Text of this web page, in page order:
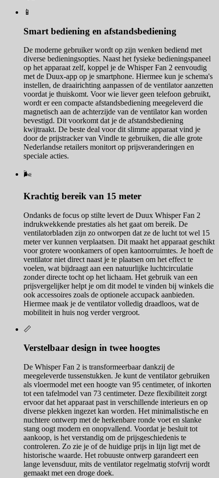
📱
Smart bediening en afstandsbediening
De moderne gebruiker wordt op zijn wenken bediend met
diverse bedieningsopties. Naast het fysieke bedieningspaneel
op het apparaat zelf, koppel je de Whisper Fan 2 eenvoudig
met de Duux-app op je smartphone. Hiermee kun je schema's
instellen, de draairichting aanpassen of de ventilator aanzetten
voordat je thuiskomt. Voor wie liever geen telefoon gebruikt,
wordt er een compacte afstandsbediening meegeleverd die
magnetisch aan de achterzijde van de ventilator kan worden
bevestigd. Dit voorkomt dat je de afstandsbediening
kwijtraakt. De beste deal voor dit slimme apparaat vind je
door de prijstracker van Vindle te gebruiken, die alle grote
Nederlandse retailers monitort op prijsveranderingen en
speciale acties.
🌬️
Krachtig bereik van 15 meter
Ondanks de focus op stilte levert de Duux Whisper Fan 2
indrukwekkende prestaties als het gaat om bereik. De
ventilatorbladen zijn zo ontworpen dat ze de lucht tot wel 15
meter ver kunnen verplaatsen. Dit maakt het apparaat geschikt
voor grotere woonkamers of open kantoorruimtes. Je hoeft de
ventilator niet direct naast je te plaatsen om het effect te
voelen, wat bijdraagt aan een natuurlijke luchtcirculatie
zonder directe tocht op het lichaam. Het gebruik van een
prijsvergelijker helpt je om dit model te vinden bij winkels die
ook accessoires zoals de optionele accupack aanbieden.
Hiermee maak je de ventilator volledig draadloos, wat de
mobiliteit in huis nog verder vergroot.
📏
Verstelbaar design in twee hoogtes
De Whisper Fan 2 is transformeerbaar dankzij de
meegeleverde tussenstukken. Je kunt de ventilator gebruiken
als vloermodel met een hoogte van 95 centimeter, of inkorten
tot een tafelmodel van 73 centimeter. Deze flexibiliteit zorgt
ervoor dat het apparaat past in verschillende interieurs en op
diverse plekken ingezet kan worden. Het minimalistische en
nuchtere ontwerp met de herkenbare ronde voet en slanke
stang oogt modern en onopvallend. Voordat je besluit tot
aankoop, is het verstandig om de prijsgeschiedenis te
controleren. Zo zie je of de huidige prijs in lijn ligt met de
historische waarde. Het robuuste ontwerp garandeert een
lange levensduur, mits de ventilator regelmatig stofvrij wordt
gemaakt met een droge doek.